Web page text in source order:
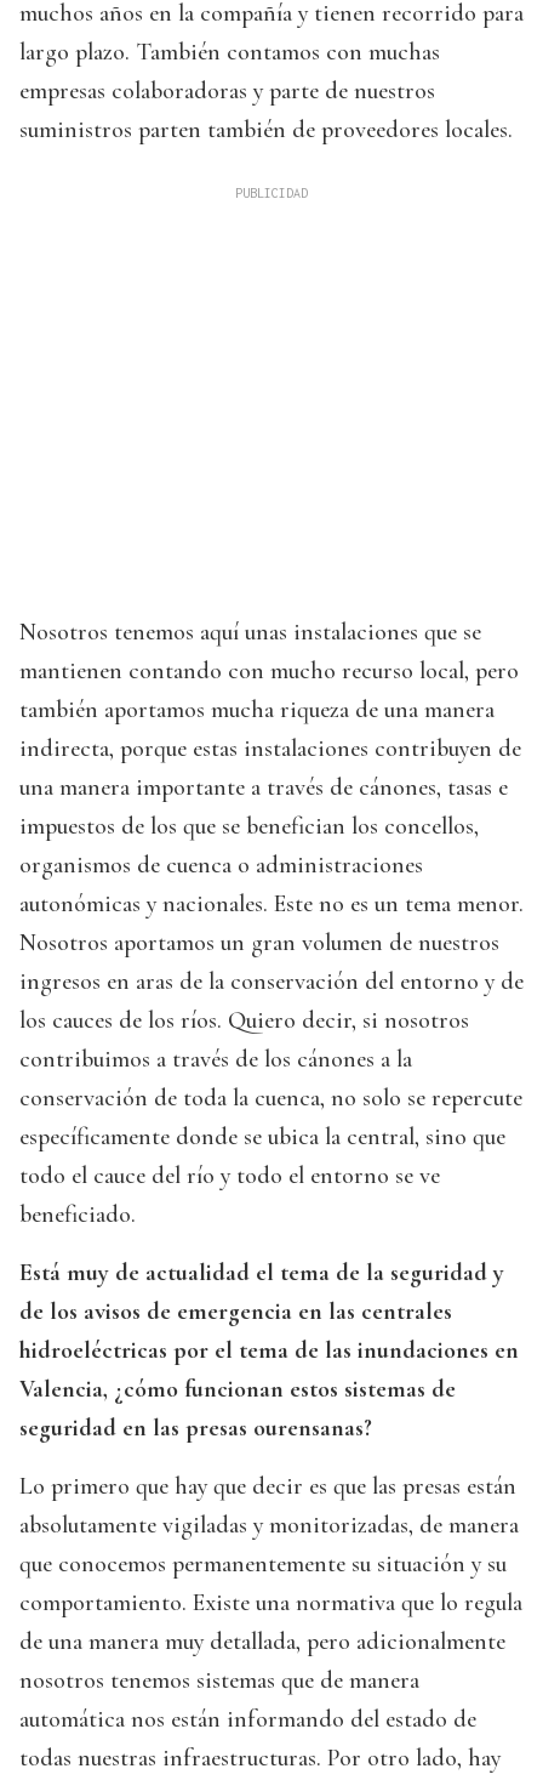
muchos años en la compañía y tienen recorrido para
largo plazo. También contamos con muchas
empresas colaboradoras y parte de nuestros
suministros parten también de proveedores locales.
Nosotros tenemos aquí unas instalaciones que se
mantienen contando con mucho recurso local, pero
también aportamos mucha riqueza de una manera
indirecta, porque estas instalaciones contribuyen de
una manera importante a través de cánones, tasas e
impuestos de los que se benefician los concellos,
organismos de cuenca o administraciones
autonómicas y nacionales. Este no es un tema menor.
Nosotros aportamos un gran volumen de nuestros
ingresos en aras de la conservación del entorno y de
los cauces de los ríos. Quiero decir, si nosotros
contribuimos a través de los cánones a la
conservación de toda la cuenca, no solo se repercute
específicamente donde se ubica la central, sino que
todo el cauce del río y todo el entorno se ve
beneficiado.
Está muy de actualidad el tema de la seguridad y
de los avisos de emergencia en las centrales
hidroeléctricas por el tema de las inundaciones en
Valencia, ¿cómo funcionan estos sistemas de
seguridad en las presas ourensanas?
Lo primero que hay que decir es que las presas están
absolutamente vigiladas y monitorizadas, de manera
que conocemos permanentemente su situación y su
comportamiento. Existe una normativa que lo regula
de una manera muy detallada, pero adicionalmente
nosotros tenemos sistemas que de manera
automática nos están informando del estado de
todas nuestras infraestructuras. Por otro lado, hay